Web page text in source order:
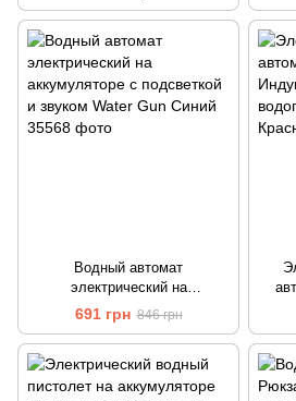
Водный автомат
электрический на
аккумуляторе с подсветкой и
звуком Water Gun Синий
691 грн 846 грн